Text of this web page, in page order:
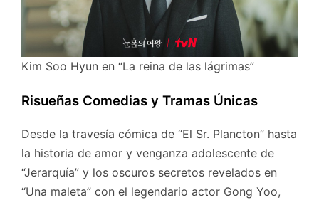
Kim Soo Hyun en “La reina de las lágrimas”
Risueñas Comedias y Tramas Únicas
Desde la travesía cómica de “El Sr. Plancton” hasta
la historia de amor y venganza adolescente de
“Jerarquía” y los oscuros secretos revelados en
“Una maleta” con el legendario actor Gong Yoo,